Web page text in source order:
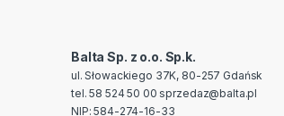
Balta Sp. z o.o. Sp.k.
ul. Słowackiego 37K, 80-257 Gdańsk
tel. 58 524 50 00sprzedaz@balta.pl
NIP: 584-274-16-33